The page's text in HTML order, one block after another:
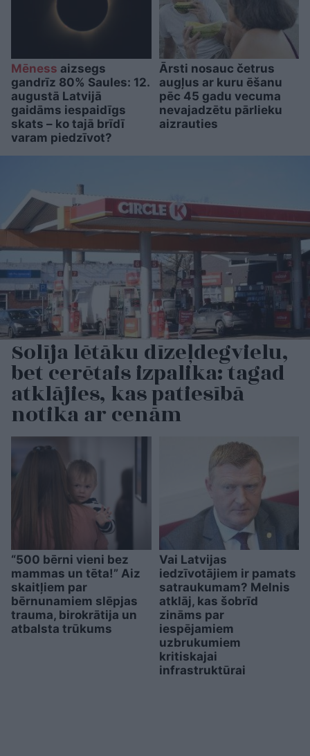
Mēness aizsegs
gandrīz 80% Saules: 12.
augustā Latvijā
gaidāms iespaidīgs
skats – ko tajā brīdī
varam piedzīvot?
Ārsti nosauc četrus
augļus ar kuru ēšanu
pēc 45 gadu vecuma
nevajadzētu pārlieku
aizrauties
Solīja lētāku dīzeļdegvielu,
bet cerētais izpalika: tagad
atklājies, kas patiesībā
notika ar cenām
“500 bērni vieni bez
mammas un tēta!” Aiz
skaitļiem par
bērnunamiem slēpjas
trauma, birokrātija un
atbalsta trūkums
Vai Latvijas
iedzīvotājiem ir pamats
satraukumam? Melnis
atklāj, kas šobrīd
zināms par
iespējamiem
uzbrukumiem
kritiskajai
infrastruktūrai